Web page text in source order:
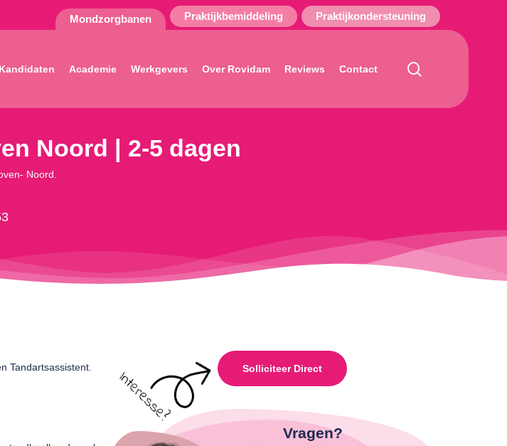
Mondzorgbanen Praktijkbemiddeling Praktijkondersteuning
Kandidaten Academie Werkgevers Over Rovidam Reviews Contact
Noord | 2-5 dagen
Noord.
Tandartsassistent.
Solliciteer Direct
Vragen?